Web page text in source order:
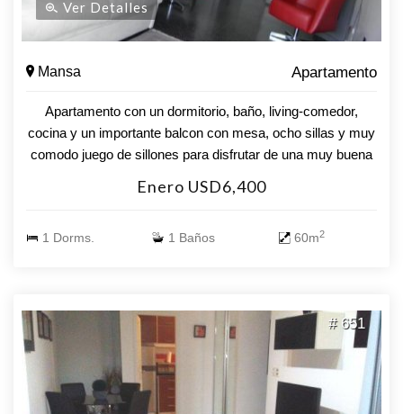
Ver Detalles
Mansa Apartamento
Apartamento con un dormitorio, baño, living-comedor,
cocina y un importante balcon con mesa, ocho sillas y muy
comodo juego de sillones para disfrutar de una muy buena
servicio de mucama diario, de playa de 8 a 21 horas y
Enero USD6,400
1 Dorms. 1 Baños 60m2
# 651